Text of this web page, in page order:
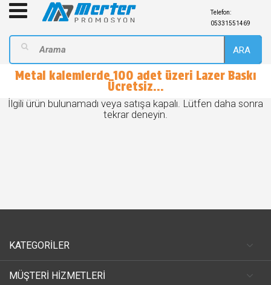
Telefon:
05331551469
ARA
Metal kalemlerde 100 adet üzeri Lazer Baskı
Ücretsiz...
İlgili ürün bulunamadı veya satışa kapalı. Lütfen daha sonra
tekrar deneyin.
KATEGORİLER
MÜŞTERİ HİZMETLERİ